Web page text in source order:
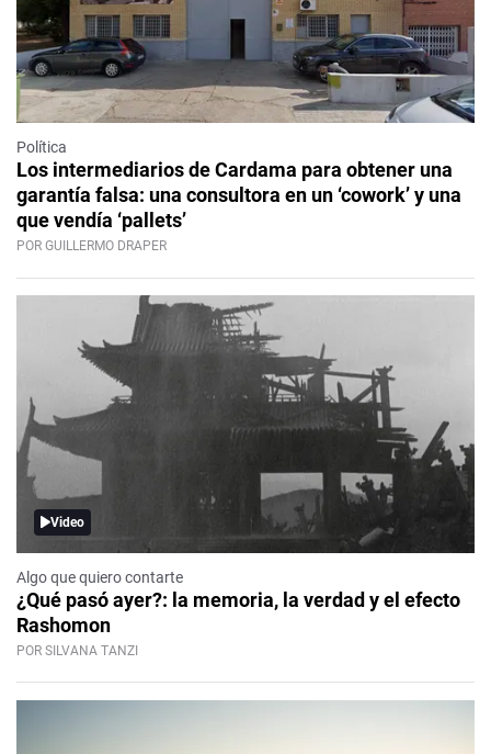
Política
Los intermediarios de Cardama para obtener una
garantía falsa: una consultora en un ‘cowork’ y una
que vendía ‘pallets’
POR GUILLERMO DRAPER
Video
Algo que quiero contarte
¿Qué pasó ayer?: la memoria, la verdad y el efecto
Rashomon
POR SILVANA TANZI